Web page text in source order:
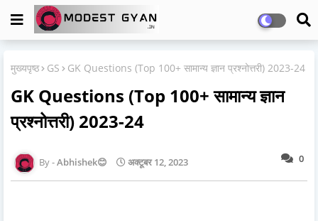
मुख्यपृष्ठ GS GK Questions (Top 100+ सामान्य ज्ञान प्रश्नोत्तरी) 2023-24
GK Questions (Top 100+ सामान्य ज्ञान
प्रश्नोत्तरी) 2023-24
0
Abhishek😊 अक्टूबर 12, 2023